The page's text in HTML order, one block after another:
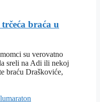
braća u
su verovatno
sreli na Adi ili nekoj
braću Draškoviće,